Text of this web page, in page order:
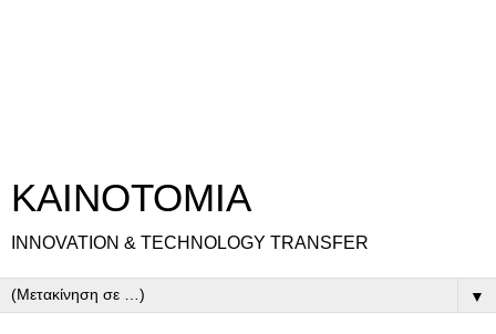
ΚΑΙΝΟΤΟΜΙΑ
INNOVATION & TECHNOLOGY TRANSFER
▼